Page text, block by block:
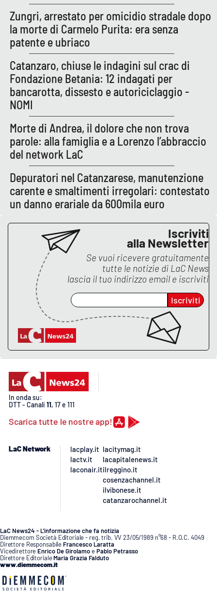
Zungri, arrestato per omicidio stradale dopo
la morte di Carmelo Purita: era senza
patente e ubriaco
Catanzaro, chiuse le indagini sul crac di
Fondazione Betania: 12 indagati per
bancarotta, dissesto e autoriciclaggio -
NOMI
Morte di Andrea, il dolore che non trova
parole: alla famiglia e a Lorenzo l’abbraccio
del network LaC
Depuratori nel Catanzarese, manutenzione
carente e smaltimenti irregolari: contestato
un danno erariale da 600mila euro
Iscriviti
alla Newsletter
Se vuoi ricevere gratuitamente
tutte le notizie di LaC News
lascia il tuo indirizzo email e iscriviti
Iscriviti
In onda su:
DTT - Canali 11, 17 e 111
Scarica tutte le nostre app!
LaC Network
lacplay.it
lactv.it
laconair.it
lacitymag.it
lacapitalenews.it
ilreggino.it
cosenzachannel.it
ilvibonese.it
catanzarochannel.it
LaC News24 - L’informazione che fa notizia
Diemmecom Società Editoriale - reg. trib. VV 23/05/1989 n°68 - R.O.C. 4049
Direttore Responsabile Francesco Laratta
Vicedirettore Enrico De GirolamoePablo Petrasso
Direttore Editoriale Maria Grazia Falduto
www.diemmecom.it